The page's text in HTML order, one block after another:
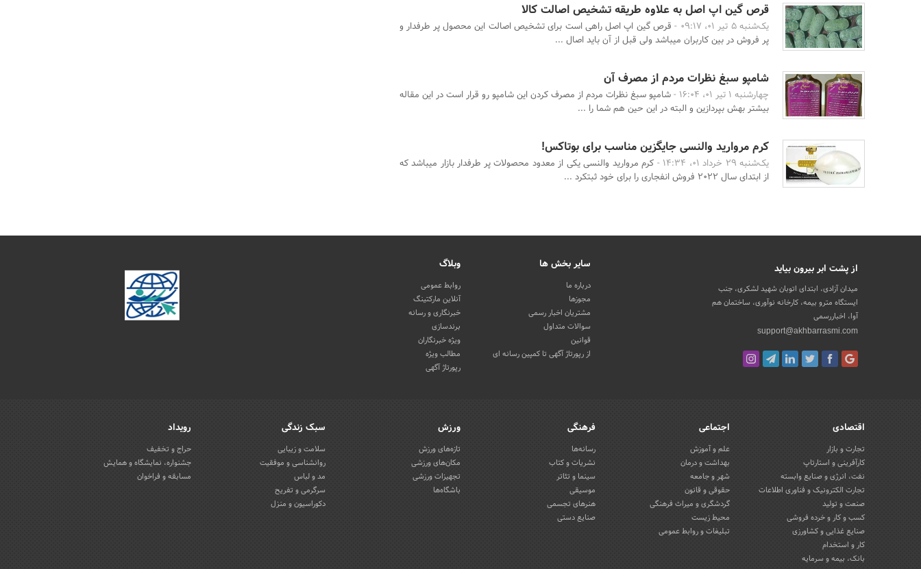
قرص گین اپ اصل به علاوه طریقه تشخیص اصالت کالا
یک‌شنبه 5 تیر 01، 09:17 -
قرص گین اپ اصل راهی است برای تشخیص اصالت این محصول پر طرفدار و
پر فروش در بین کاربران میباشد ولی قبل از آن باید اصال ...
شامپو سبغ نظرات مردم از مصرف آن
چهارشنبه 1 تیر 01، 16:04 -
شامپو سبغ نظرات مردم از مصرف کردن این شامپو رو قرار است در این مقاله
بیشتر بهش بپردازین و البته در این حین هم شما را ...
کرم مروارید والنسی جایگزین مناسب برای بوتاکس!
یک‌شنبه 29 خرداد 01، 14:34 -
کرم مروارید والنسی یکی از معدود محصولات پر طرفدار بازار میباشد که
از ابتدای سال 2022 فروش انفجاری را برای خود ثبتکرد ...
از پشت ابر بیرون بیاید
میدان آزادی، ابتدای اتوبان شهید لشکری، جنب
ایستگاه مترو بیمه، کارخانه نوآوری، ساختمان هم
آوا، اخباررسمی
support@akhbarrasmi.com
سایر بخش ها
درباره ما
مجوزها
مشتریان اخبار رسمی
سوالات متداول
قوانین
از رپورتاژ آگهی تا کمپین رسانه ای
وبلاگ
روابط عمومی
آنلاین مارکتینگ
خبرنگاری و رسانه
برندسازی
ویژه خبرنگاران
مطالب ویژه
رپورتاژ آگهی
اقتصادی
تجارت و بازار
کارآفرینی و استارتاپ
نفت، انرژی و صنایع وابسته
تجارت الکترونیک و فناوری اطلاعات
صنعت و تولید
کسب و کار و خرده فروشی
صنایع غذایی و کشاورزی
کار و استخدام
بانک، بیمه و سرمایه
اجتماعی
علم و آموزش
بهداشت و درمان
شهر و جامعه
حقوقی و قانون
گردشگری و میراث فرهنگی
محیط زیست
تبلیغات و روابط عمومی
فرهنگی
رسانه‌ها
نشریات و کتاب
سینما و تئاتر
موسیقی
هنرهای تجسمی
صنایع دستی
ورزش
تازه‌های ورزش
مکان‌های ورزشی
تجهیزات ورزشی
باشگاه‌ها
سبک زندگی
سلامت و زیبایی
روانشناسی و موفقیت
مد و لباس
سرگرمی و تفریح
دکوراسیون و منزل
رویداد
حراج و تخفیف
جشنواره، نمایشگاه و همایش
مسابقه و فراخوان